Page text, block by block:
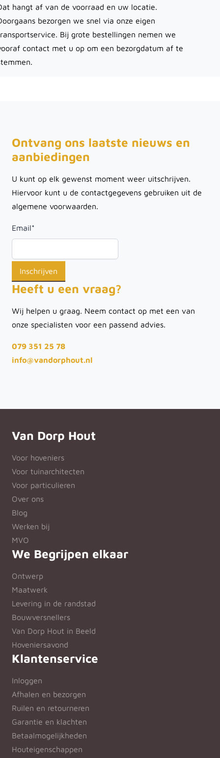
hangt af van de voorraad en uw locatie.
bezorgen we snel via onze eigen
Bij grote bestellingen nemen we
contact met u op om een bezorgdatum af te
Ontvang ons laatste nieuws en
aanbiedingen
U kunt op elk gewenst moment weer uitschrijven.
Hiervoor kunt u de contactgegevens gebruiken uit de
algemene voorwaarden.
Email*
Heeft u een vraag?
Wij helpen u graag. Neem contact op met een van
onze specialisten voor een passend advies.
079 351 25 78
info@vandorphout.nl
Van Dorp Hout
Voor hoveniers
Voor tuinarchitecten
Voor particulieren
Over ons
Blog
Werken bij
MVO
We Begrijpen elkaar
Ontwerp
Maatwerk
Levering in de randstad
Bouwversnellers
Van Dorp Hout in Beeld
Hoveniersavond
Klantenservice
Inloggen
Afhalen en bezorgen
Ruilen en retourneren
Garantie en klachten
Betaalmogelijkheden
Houteigenschappen